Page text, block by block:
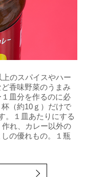
上のスパイスやハー
香味野菜のうまみ
皿分を作るのに必
（約10ｇ）だけで
。１皿あたりにする
れ、カレー以外の
の優れもの。１瓶